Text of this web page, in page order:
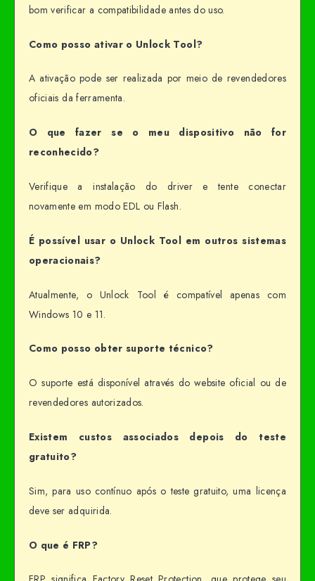
bom verificar a compatibilidade antes do uso.
Como posso ativar o Unlock Tool?
A ativação pode ser realizada por meio de revendedores
oficiais da ferramenta.
O que fazer se o meu dispositivo não for
reconhecido?
Verifique a instalação do driver e tente conectar
novamente em modo EDL ou Flash.
É possível usar o Unlock Tool em outros sistemas
operacionais?
Atualmente, o Unlock Tool é compatível apenas com
Windows 10 e 11.
Como posso obter suporte técnico?
O suporte está disponível através do website oficial ou de
revendedores autorizados.
Existem custos associados depois do teste
gratuito?
Sim, para uso contínuo após o teste gratuito, uma licença
deve ser adquirida.
O que é FRP?